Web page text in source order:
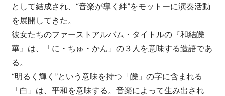
として結成され、“音楽が導く絆”をモットーに演奏活動
を展開してきた。
彼女たちのファーストアルバム・タイトルの『和結皪
華』は、「に・ちゅ・かん」の３人を意味する造語であ
る。
“明るく輝く”という意味を持つ「皪」の字に含まれる
「白」は、平和を意味する。音楽によって生み出され